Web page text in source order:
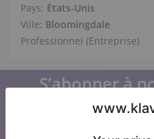
Pays: États-Unis
Ville: Bloomingdale
Professionnel (Entreprise)
S’abonner à
Restez au courant de